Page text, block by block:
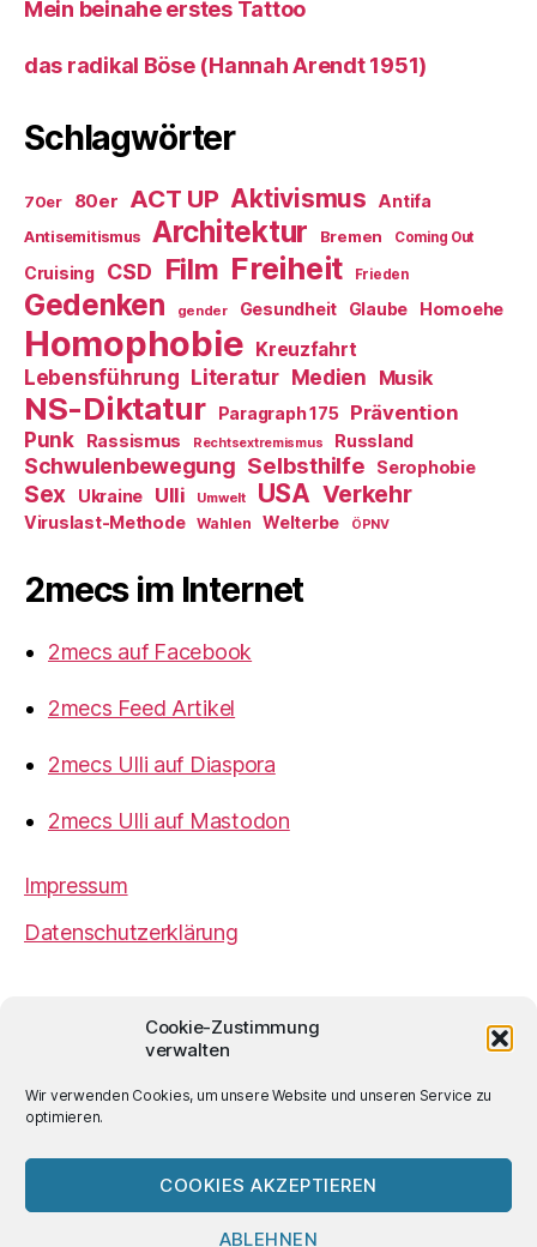
Cookie-Zustimmung
verwalten
Wir verwenden Cookies, um unsere Website und unseren Service zu
optimieren.
COOKIES AKZEPTIEREN
ABLEHNEN
Mein beinahe erstes Tattoo
das radikal Böse (Hannah Arendt 1951)
Schlagwörter
70er 80er ACT UP Aktivismus Antifa
Antisemitismus Architektur Bremen Coming Out
Cruising CSD Film Freiheit Frieden
Gedenken gender Gesundheit Glaube Homoehe
Homophobie Kreuzfahrt
Lebensführung Literatur Medien Musik
NS-Diktatur Paragraph 175
Prävention
Punk
Rassismus Rechtsextremismus Russland
Schwulenbewegung Selbsthilfe Serophobie
Sex Ukraine Ulli Umwelt USA Verkehr
Viruslast-Methode Wahlen Welterbe ÖPNV
2mecs im Internet
2mecs auf Facebook
2mecs Feed Artikel
2mecs Ulli auf Diaspora
2mecs Ulli auf Mastodon
Impressum
Datenschutzerklärung
Ulrich Würdemannist sofern nicht
anders angegeben lizenziert unter einer
Creative
Lizenz.